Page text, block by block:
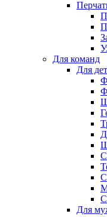
Для команд
Для
Для